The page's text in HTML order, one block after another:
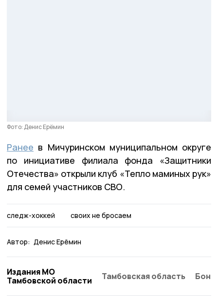
Фото: Денис Ерёмин
Ранее в Мичуринском муниципальном округе
по инициативе филиала фонда «Защитники
Отечества» открыли клуб «Тепло маминых рук»
для семей участников СВО.
следж-хоккей своих не бросаем
Автор: Денис Ерёмин
Издания МО
Тамбовской области
Тамбовская область